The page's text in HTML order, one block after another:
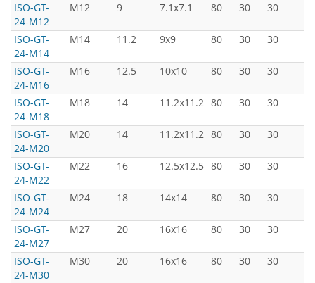
ISO-GT-
24-M12
M12 9 7.1x7.1 80 30 30
ISO-GT-
24-M14
M14 11.2 9x9 80 30 30
ISO-GT-
24-M16
M16 12.5 10x10 80 30 30
ISO-GT-
24-M18
M18 14 11.2x11.2 80 30 30
ISO-GT-
24-M20
M20 14 11.2x11.2 80 30 30
ISO-GT-
24-M22
M22 16 12.5x12.5 80 30 30
ISO-GT-
24-M24
M24 18 14x14 80 30 30
ISO-GT-
24-M27
M27 20 16x16 80 30 30
ISO-GT-
24-M30
M30 20 16x16 80 30 30